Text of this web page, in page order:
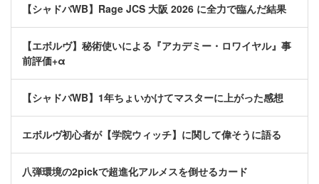
【シャドバWB】Rage JCS 大阪 2026 に全力で臨んだ結果
【エボルヴ】秘術使いによる『アカデミー・ロワイヤル』事
前評価+α
【シャドバWB】1年ちょいかけてマスターに上がった感想
エボルヴ初心者が【学院ウィッチ】に関して偉そうに語る
八弾環境の2pickで超進化アルメスを倒せるカード